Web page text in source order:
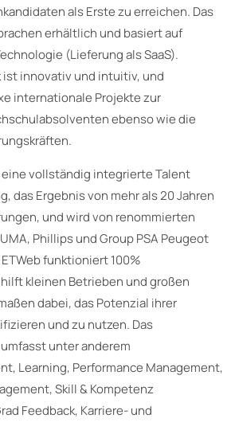
als Erste zu erreichen. Das
erhältlich und basiert auf
(Lieferung als SaaS).
ist innovativ und intuitiv, und
internationale Projekte zur
ebenso wie die
eine vollständig integrierte Talent
das Ergebnis von mehr als 20 Jahren
und wird von renommierten
Phillips und Group PSA Peugeot
funktioniert 100%
kleinen Betrieben und großen
dabei, das Potenzial ihrer
und zu nutzen. Das
unter anderem
Learning, Performance Management,
Skill & Kompetenz
Feedback, Karriere- und